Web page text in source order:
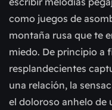
como juegos de
montaña rusa que te
miedo. De principio a
resplandecientes
una relación, la
el doloroso anhelo de